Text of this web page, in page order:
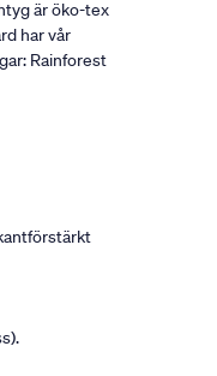
är öko-tex
har vår
Rainforest